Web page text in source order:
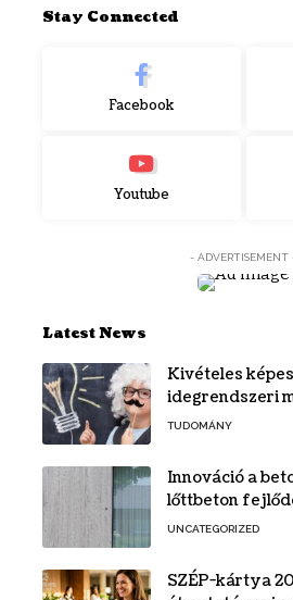
Stay Connected
Facebook
Youtube
- ADVERTISEMENT
Latest News
Kivételes
idegrendszeri
TUDOMÁNY
Innováció a
lőttbeton
UNCATEGORIZED
SZÉP-kártya